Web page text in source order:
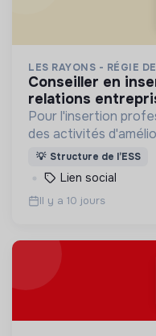
LES RAYONS - RÉGIE
conseiller en insertion - chargé de
relations
Pour l'insertion
des activités
projets d'utilité
Stains et Plaine
💡 Structure de l’ESS
Lien social
Il y a 10 jours